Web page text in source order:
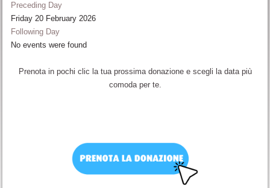
Preceding Day
Friday 20 February 2026
Following Day
No events were found
Prenota in pochi clic la tua prossima donazione e scegli la data più
comoda per te.